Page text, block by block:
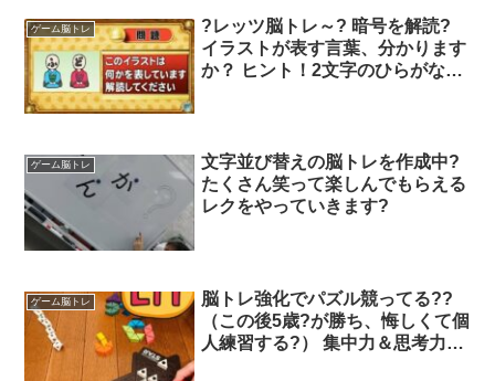
ゲーム脳トレ
?レッツ脳トレ～? 暗号を解読?
イラストが表す言葉、分かります
か？ ヒント！2文字のひらがなは
ゲーム脳トレ
文字並び替えの脳トレを作成中?
たくさん笑って楽しんでもらえる
レクをやっていきます?
ゲーム脳トレ
脳トレ強化でパズル競ってる??
（この後5歳?が勝ち、悔しくて個
人練習する?） 集中力＆思考力育